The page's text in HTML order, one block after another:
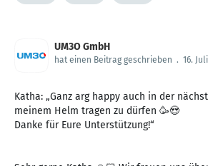
UM3O GmbH
hat einen Beitrag geschrieben . 16.
Katha: „Ganz arg happy auch in der
meinem Helm tragen zu dürfen 🥳😍
Danke für Eure Unterstützung!“